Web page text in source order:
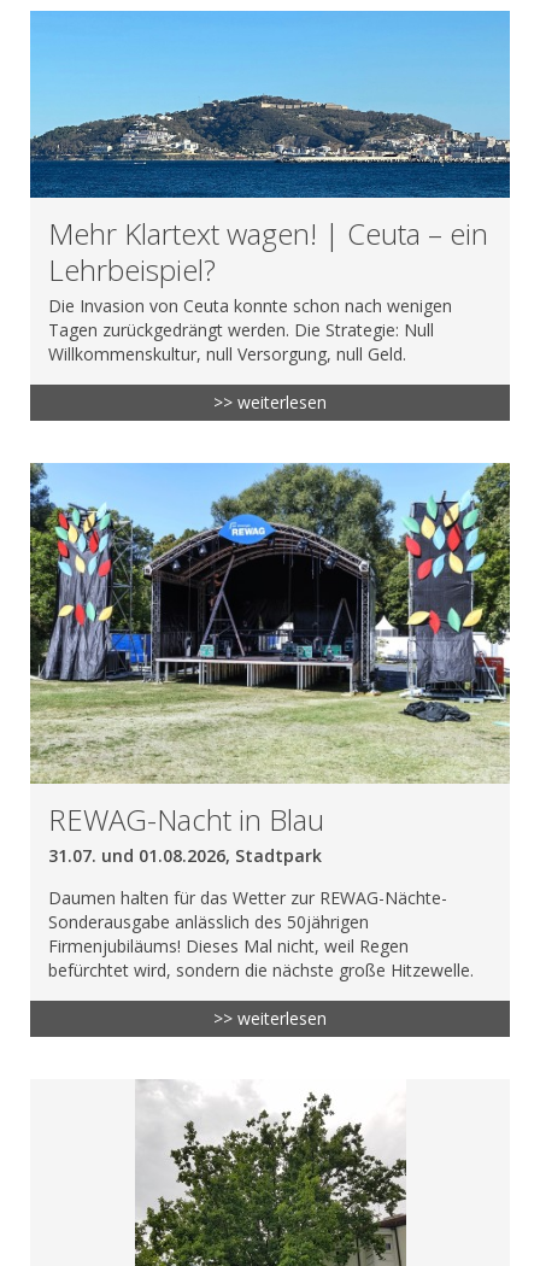
Mehr Klartext wagen! | Ceuta – ein
Lehrbeispiel?
Die Invasion von Ceuta konnte schon nach wenigen
Tagen zurückgedrängt werden. Die Strategie: Null
Willkommenskultur, null Versorgung, null Geld.
>> weiterlesen
REWAG-Nacht in Blau
31.07. und 01.08.2026, Stadtpark
Daumen halten für das Wetter zur REWAG-Nächte-
Sonderausgabe anlässlich des 50jährigen
Firmenjubiläums! Dieses Mal nicht, weil Regen
befürchtet wird, sondern die nächste große Hitzewelle.
>> weiterlesen